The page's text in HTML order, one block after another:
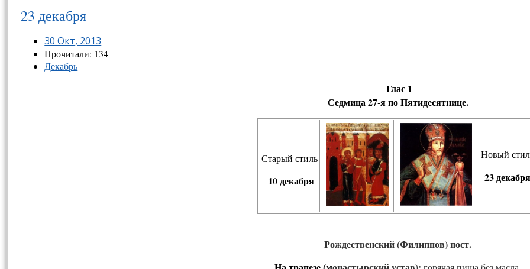
23 декабря
30 Окт, 2013
Прочитали: 134
Декабрь
Глас 1
Сед­ми­ца27-я по Пятидесятнице.
Старый стиль
10 декабря
Новый
23 декабря
Рождественский (Филиппов) пост.